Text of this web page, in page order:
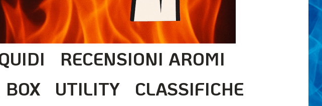
RECENSIONI AROMI
BOX UTILITY
CLASSIFICHE